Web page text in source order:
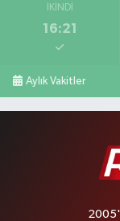
İKINDI
16:21
Aylık Vakitler